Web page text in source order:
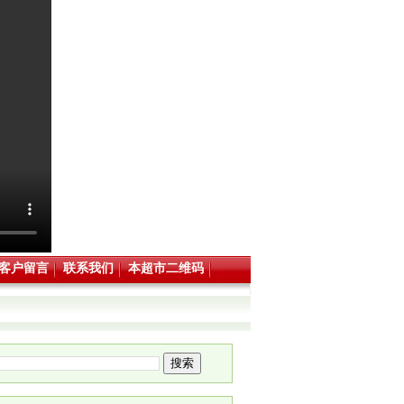
户留言 联系我们 本超市二维码